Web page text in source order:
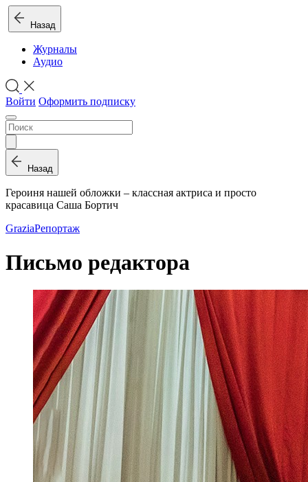
Назад
Журналы
Аудио
Войти Оформить подписку
Назад
Героиня нашей обложки – классная актриса и просто
красавица Саша Бортич
GraziaРепортаж
Письмо редактора